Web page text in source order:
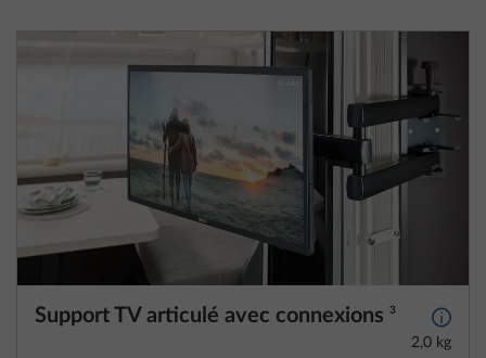
Support TV articulé avec connexions 3 Plus
2,0 kg